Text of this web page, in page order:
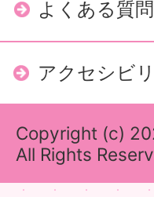
よくある質問
アクセシビ
Copyright (c)
All Rights